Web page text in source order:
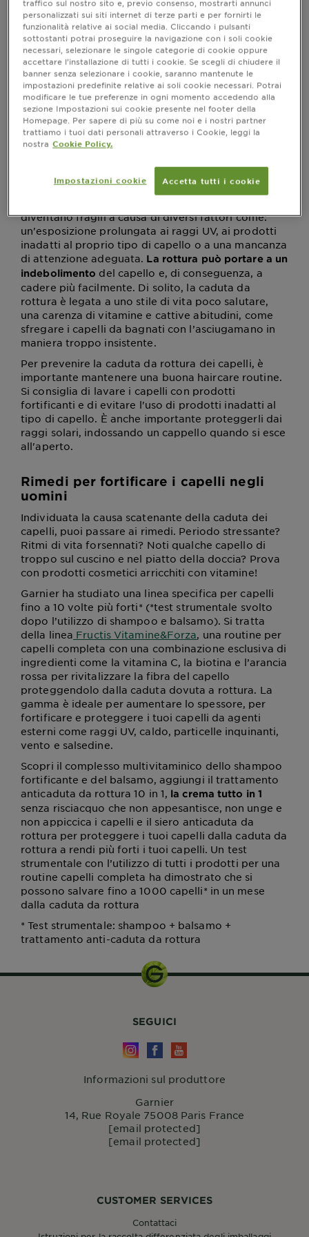
popolato di tanti rimedi per contrastarne la caduta
apportando forza ai capelli fragili che si spezzano. I
motivi possono essere tanti: momenti particolarmente
stressanti, carenza di vitamine, informazione genetica
e squilibri ormonali. Se anche tu vuoi evitare che
questo incubo un giorno diventi realtà,scopri cause e
rimedi per la caduta da rottura dei capelli negli
uomini.
Cos’è la caduta da rottura dei capelli
diventano fragili a causa di diversi fattori come:
un'esposizione prolungata ai raggi UV, ai prodotti
inadatti al proprio tipo di capello o a una mancanza
di attenzione adeguata. La rottura può portare a un
indebolimento del capello e, di conseguenza, a
cadere più facilmente. Di solito, la caduta da
rottura è legata a uno stile di vita poco salutare,
una carenza di vitamine e cattive abitudini, come
sfregare i capelli da bagnati con l’asciugamano in
maniera troppo insistente.
Per prevenire la caduta da rottura dei capelli, è
importante mantenere una buona haircare routine.
Si consiglia di lavare i capelli con prodotti
fortificanti e di evitare l'uso di prodotti inadatti al
tipo di capello. È anche importante proteggerli dai
raggi solari, indossando un cappello quando si esce
all'aperto.
Rimedi per fortificare i capelli negli
uomini
Individuata la causa scatenante della caduta dei
capelli, puoi passare ai rimedi. Periodo stressante?
Ritmi di vita forsennati? Noti qualche capello di
troppo sul cuscino e nel piatto della doccia? Prova
con prodotti cosmetici arricchiti con vitamine!
Garnier ha studiato una linea specifica per capelli
fino a 10 volte più forti* (*test strumentale svolto
dopo l’utilizzo di shampoo e balsamo). Si tratta
della linea Fructis Vitamine&Forza, una routine per
capelli completa con una combinazione esclusiva di
ingredienti come la vitamina C, la biotina e l’arancia
rossa per rivitalizzare la fibra del capello
proteggendolo dalla caduta dovuta a rottura. La
gamma è ideale per aumentare lo spessore, per
fortificare e proteggere i tuoi capelli da agenti
esterni come raggi UV, caldo, particelle inquinanti,
vento e salsedine.
Scopri il complesso multivitaminico dello shampoo
fortificante e del balsamo, aggiungi il trattamento
anticaduta da rottura 10 in 1, la crema tutto in 1
senza risciacquo che non appesantisce, non unge e
non appiccica i capelli e il siero anticaduta da
rottura per proteggere i tuoi capelli dalla caduta da
rottura a rendi più forti i tuoi capelli. Un test
strumentale con l’utilizzo di tutti i prodotti per una
routine capelli completa ha dimostrato che si
possono salvare fino a 1000 capelli* in un mese
dalla caduta da rottura
* Test strumentale: shampoo + balsamo +
trattamento anti-caduta da rottura
CUSTOMER SERVICES
Contattaci
SEGUICI
Informazioni sul produttore
Garnier
14, Rue Royale 75008 Paris France
[email protected]
[email protected]
traffico sul nostro sito e, previo consenso, mostrarti annunci
personalizzati sui siti internet di terze parti e per fornirti le
funzionalità relative ai social media. Cliccando i pulsanti
sottostanti potrai proseguire la navigazione con i soli cookie
necessari, selezionare le singole categorie di cookie oppure
accettare l’installazione di tutti i cookie. Se scegli di chiudere il
banner senza selezionare i cookie, saranno mantenute le
impostazioni predefinite relative ai soli cookie necessari. Potrai
modificare le tue preferenze in ogni momento accedendo alla
sezione Impostazioni sui cookie presente nel footer della
Homepage. Per sapere di più su come noi e i nostri partner
trattiamo i tuoi dati personali attraverso i Cookie, leggi la
nostra Cookie Policy.
Impostazioni cookie Accetta tutti i cookie